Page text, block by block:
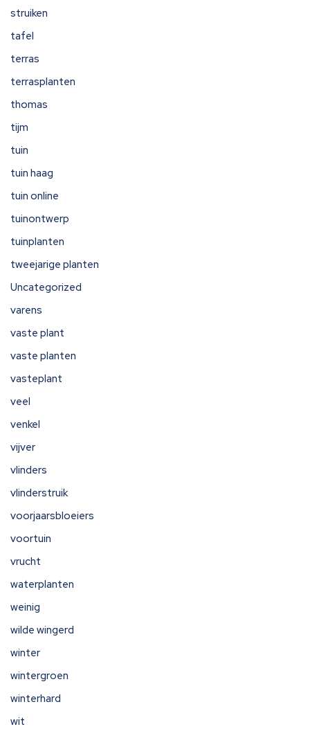
struiken
tafel
terras
terrasplanten
thomas
tijm
tuin
tuin haag
tuin online
tuinontwerp
tuinplanten
tweejarige planten
Uncategorized
varens
vaste plant
vaste planten
vasteplant
veel
venkel
vijver
vlinders
vlinderstruik
voorjaarsbloeiers
voortuin
vrucht
waterplanten
weinig
wilde wingerd
winter
wintergroen
winterhard
wit